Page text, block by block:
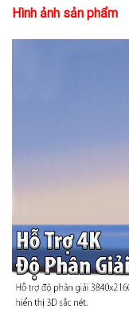
Hình ảnh sản phẩm